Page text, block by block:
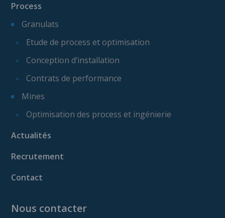
Process
Granulats
Etude de process et optimisation
Conception d’installation
Contrats de performance
Mines
Optimisation des process et ingénierie
Actualités
Recrutement
Contact
Nous contacter